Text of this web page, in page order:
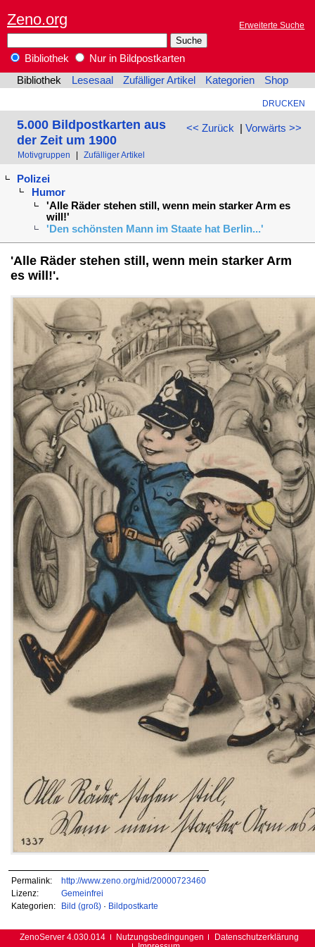
Zeno.org Erweiterte Suche
Bibliothek
Nur in Bildpostkarten
Bibliothek
Lesesaal Zufälliger Artikel Kategorien Shop
DRUCKEN
<< Zurück | Vorwärts >>
5.000 Bildpostkarten aus
der Zeit um 1900
Motivgruppen Zufälliger Artikel
Polizei
Humor
'Alle Räder stehen still, wenn mein starker Arm es
will!'
'Den schönsten Mann im Staate hat Berlin...'
'Alle Räder stehen still, wenn mein starker Arm
es will!'.
Permalink:
http://www.zeno.org/nid/20000723460
Lizenz:
Gemeinfrei
Kategorien:
Bild (groß)· Bildpostkarte
ZenoServer 4.030.014 Nutzungsbedingungen
Datenschutzerklärung